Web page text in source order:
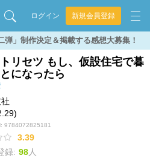
ログイン 新規会員登録
弾」制作決定＆掲載する感想大募集！
リセツ もし、仮設住宅で暮
になったら
9784072825181
3.39
録: 98人